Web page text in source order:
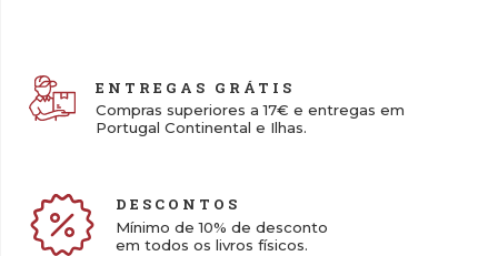
ENTREGAS GRÁTIS
Compras superiores a 17€ e entregas em
Portugal Continental e Ilhas.
DESCONTOS
Mínimo de 10% de desconto
em todos os livros físicos.